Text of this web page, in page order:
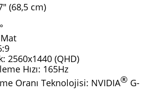
(68,5 cm)
2560x1440 (QHD)
Hızı: 165Hz
Oranı Teknolojisi: NVIDIA® G-